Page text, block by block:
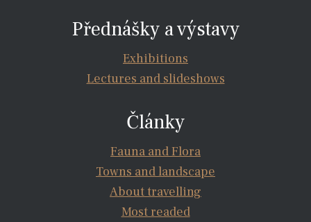
Přednášky a výstavy
Exhibitions
Lectures and slideshows
Články
Fauna and Flora
Towns and landscape
About travelling
Most readed